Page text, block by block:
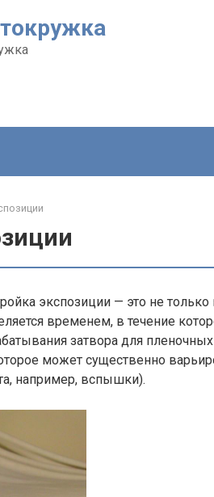
экспозиции — это не
временем, в течение
затвора для
может существенно
например, вспышки).